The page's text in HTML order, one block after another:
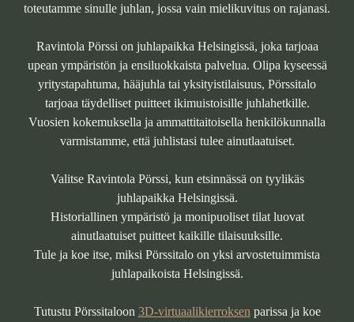
toteutamme sinulle juhlan, jossa vain mielikuvitus on rajanasi.
Ravintola Pörssi on juhlapaikka Helsingissä, joka tarjoaa
upean ympäristön ja ensiluokkaista palvelua. Olipa kyseessä
yritystapahtuma, hääjuhla tai yksityistilaisuus, Pörssitalo
tarjoaa täydelliset puitteet ikimuistoisille juhlahetkille.
Vuosien kokemuksella ja ammattitaitoisella henkilökunnalla
varmistamme, että juhlistasi tulee ainutlaatuiset.
Valitse Ravintola Pörssi, kun etsinnässä on tyylikäs
juhlapaikka Helsingissä.
Historiallinen ympäristö ja monipuoliset tilat luovat
ainutlaatuiset puitteet kaikille tilaisuuksille.
Tule ja koe itse, miksi Pörssitalo on yksi arvostetuimmista
juhlapaikoista Helsingissä.
Tutustu Pörssitaloon 3D-virtuaalikierroksen parissa ja koe